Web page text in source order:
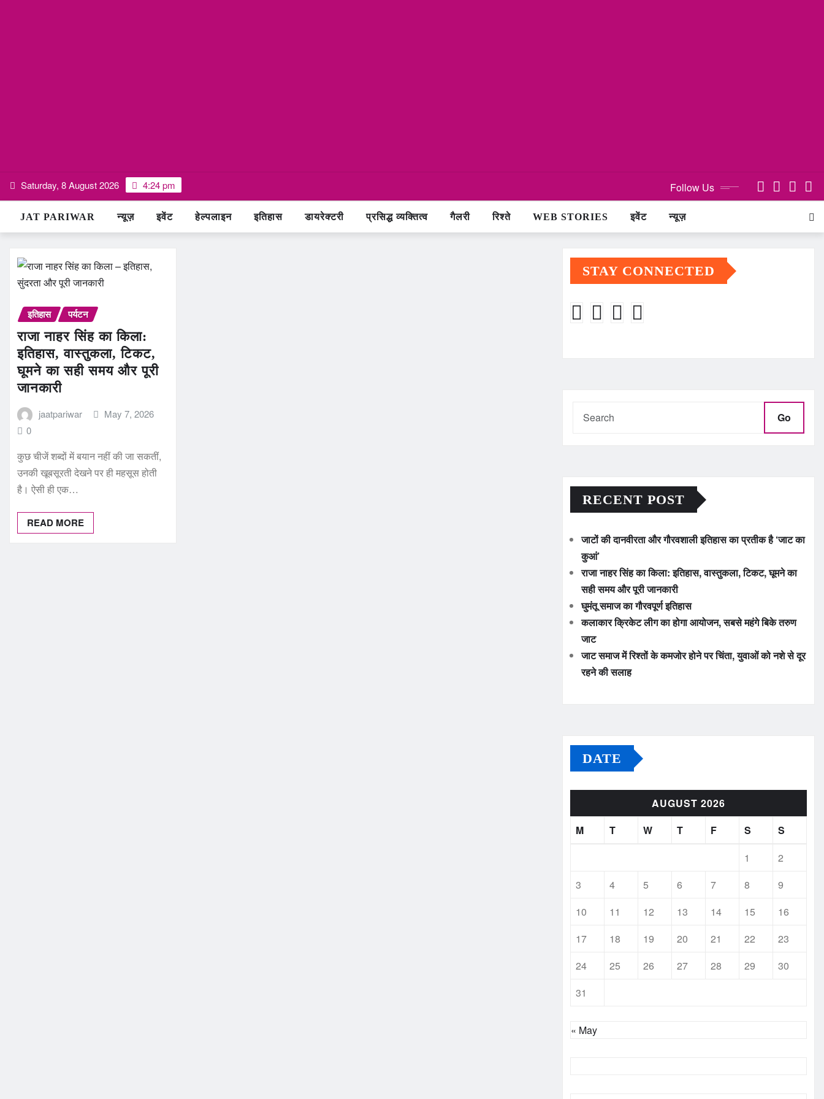
Skip
content
Saturday, 8 August 2026 4:24 pm Follow Us
JAT PARIWAR न्यूज़ इवेंट हेल्पलाइन इतिहास डायरेक्टरी प्रसिद्ध व्यक्तित्व गैलरी रिश्ते WEB STORIES इवेंट न्यूज़
इतिहास पर्यटन
राजा नाहर सिंह का किला:
इतिहास, वास्तुकला, टिकट,
घूमने का सही समय और पूरी
जानकारी
jaatpariwar
May 7, 2026
0
कुछ चीजें शब्दों में बयान नहीं की जा सकतीं,
उनकी खूबसूरती देखने पर ही महसूस होती
है। ऐसी ही एक…
READ MORE
STAY CONNECTED
Go
RECENT POST
जाटों की दानवीरता और गौरवशाली इतिहास का प्रतीक है ‘जाट का
कुआं’
राजा नाहर सिंह का किला: इतिहास, वास्तुकला, टिकट, घूमने का
सही समय और पूरी जानकारी
घुमंतू समाज का गौरवपूर्ण इतिहास
कलाकार क्रिकेट लीग का होगा आयोजन, सबसे महंगे बिके तरुण
जाट
जाट समाज में रिश्तों के कमजोर होने पर चिंता, युवाओं को नशे से दूर
रहने की सलाह
DATE
AUGUST 2026
M
T W T F S
S
1
2
3
4 5 6 7 8
9
10
11 12 13 14 15
16
17
18 19 20 21 22
23
24
25 26 27 28 29
30
31
« May